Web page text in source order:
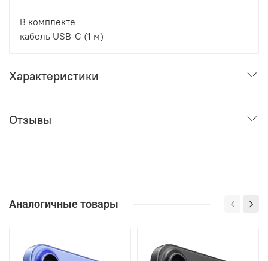
В комплекте
кабель USB-С (1 м)
Характеристики
Отзывы
Аналогичные товары